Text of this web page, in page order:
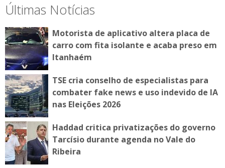
Últimas Notícias
Motorista de aplicativo altera placa de
carro com fita isolante e acaba preso em
Itanhaém
TSE cria conselho de especialistas para
combater fake news e uso indevido de IA
nas Eleições 2026
Haddad critica privatizações do governo
Tarcísio durante agenda no Vale do
Ribeira